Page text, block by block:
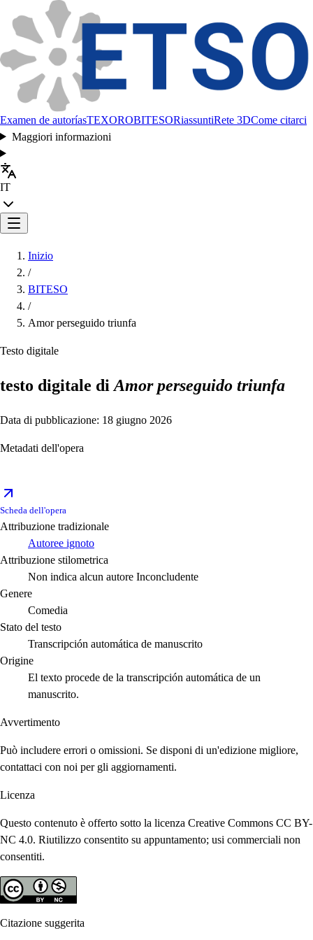
Examen de autoríasTEXOROBITESORiassuntiRete 3DCome citarci
Maggiori informazioni
IT
Inizio
/
BITESO
/
Amor perseguido triunfa
Testo digitale
testo digitale diAmor perseguido triunfa
Data di pubblicazione: 18 giugno 2026
Metadati dell'opera
Scheda dell'opera
Attribuzione tradizionale
Autoree ignoto
Attribuzione stilometrica
Non indica alcun autore Inconcludente
Genere
Comedia
Stato del testo
Transcripción automática de manuscrito
Origine
El texto procede de la transcripción automática de un
manuscrito.
Avvertimento
Può includere errori o omissioni. Se disponi di un'edizione migliore,
contattaci con noi per gli aggiornamenti.
Licenza
Questo contenuto è offerto sotto la licenza Creative Commons CC BY-
NC 4.0. Riutilizzo consentito su appuntamento; usi commerciali non
consentiti.
Citazione suggerita